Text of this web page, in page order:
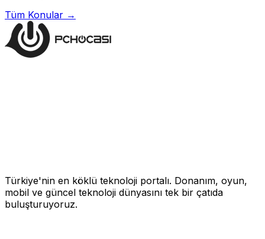
Tüm Konular →
Türkiye'nin en köklü teknoloji portalı. Donanım, oyun,
mobil ve güncel teknoloji dünyasını tek bir çatıda
buluşturuyoruz.